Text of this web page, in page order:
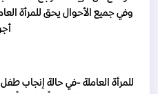
وفي جميع الأحوال يحق للمرأة
للمرأة العاملة -في حالة إنجاب